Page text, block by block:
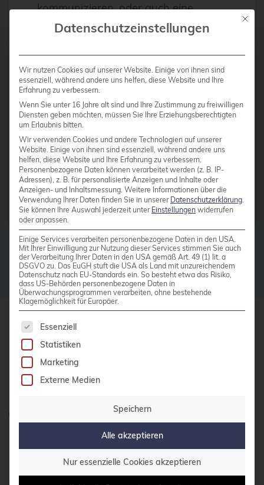
Apache Guacamole
apachekafka®
AppArmor
arm
Automatisierung
Automatisierung
AWS
Azure
backup
Benchmarks
bhyve
bitnami
BSD
BSP
Bug Squashing Party
Buildah
bullseye
busan
Call for papers
kommunizieren, oder auch eine
selbstkontrollierte
vertrauensunwürdigen
Zugangspunkten zu realisieren.
Unpraktisch wird es dann, wenn je
nachdem an […]
Weiterlesen
Beiträge voncredativ Redaktion
credativ GmbH
Hennes-Weisweiler-Allee 23
41179 Mönchengladbach
Meet us
Haben Sie Fragen?
0800 credati(v)
+49 2161 9174200
E-Mail schreiben
Mit
Datenschutzeinstellungen
Wir nutzen Cookies auf unserer Website. Einige von ihnen sind
essenziell, während andere uns helfen, diese Website und Ihre
Erfahrung zu verbessern.
Wenn Sie unter 16 Jahre alt sind und Ihre Zustimmung zu freiwilligen
Diensten geben möchten, müssen Sie Ihre Erziehungsberechtigten
um Erlaubnis bitten.
Wir verwenden Cookies und andere Technologien auf unserer
Website. Einige von ihnen sind essenziell, während andere uns
helfen, diese Website und Ihre Erfahrung zu verbessern.
Personenbezogene Daten können verarbeitet werden (z. B. IP-
Adressen), z. B. für personalisierte Anzeigen und Inhalte oder
Anzeigen- und Inhaltsmessung. Weitere Informationen über die
Verwendung Ihrer Daten finden Sie in unserer Datenschutzerklärung.
Sie können Ihre Auswahl jederzeit unter Einstellungen widerrufen
oder anpassen.
Einige Services verarbeiten personenbezogene Daten in den USA.
Mit Ihrer Einwilligung zur Nutzung dieser Services stimmen Sie auch
der Verarbeitung Ihrer Daten in den USA gemäß Art. 49 (1) lit. a
DSGVO zu. Das EuGH stuft die USA als Land mit unzureichendem
Datenschutz nach EU-Standards ein. So besteht etwa das Risiko,
dass US-Behörden personenbezogene Daten in
Überwachungsprogrammen verarbeiten, ohne bestehende
Klagemöglichkeit für Europäer.
Es folgt eine Liste der Service-Gruppen, für die
Essenziell
Statistiken
Marketing
Externe Medien
Speichern
Alle akzeptieren
Nur essenzielle Cookies akzeptieren